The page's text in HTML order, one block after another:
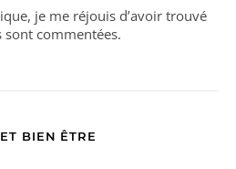
je me réjouis d’avoir trouvé
sont commentées.
BIEN ÊTRE